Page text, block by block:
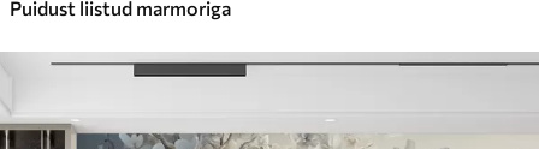
Puidust liistud marmoriga